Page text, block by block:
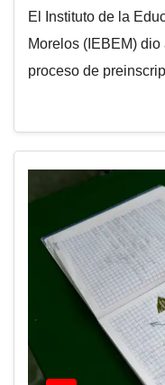
El Instituto de la
Morelos (IEBEM)
proceso de